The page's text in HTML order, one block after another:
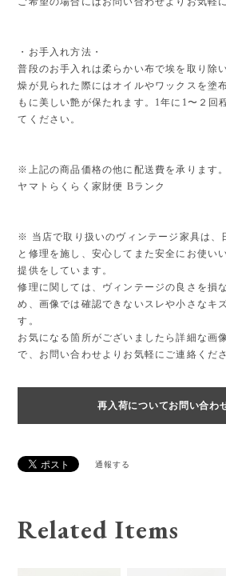
・お手入れ方法・
普段のお手入れは柔らかい布で埃を取り除
燥が見られた際にはオイルやワックスを塗
もに美しい艶が保たれます。1年に1〜２回
てください。
※上記の商品価格の他に配送費を承ります。
ヤマトらくらく家財便 Bランク
※ 当店で取り扱いのヴィンテージ家具は、
と修理を施し、安心してまた安全にお使い
提供をしています。
修理に関しては、ヴィンテージの良さを損
め、画像では確認できないスレや小さなキ
す。
お気になる箇所がございましたら詳細な画
で、お問い合わせよりお気軽にご連絡くださ
再入荷についてお問い合わ
通報する
Related Items